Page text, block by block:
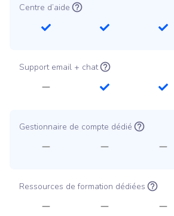
Centre d’aide
Support email + chat
Gestionnaire de compte dédié
Ressources de formation dédiées